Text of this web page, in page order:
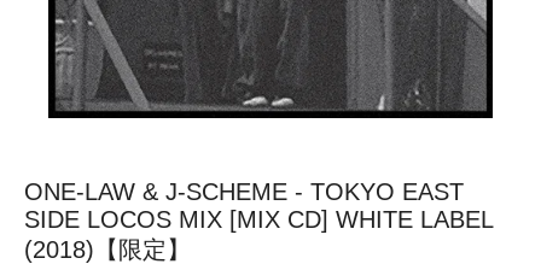
ONE-LAW & J-SCHEME - TOKYO EAST
SIDE LOCOS MIX [MIX CD] WHITE LABEL
(2018)【限定】